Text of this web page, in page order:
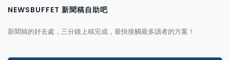
NEWSBUFFET 新聞稿自助吧
新聞稿的好去處，三分鐘上稿完成，最快接觸最多讀者的方案！